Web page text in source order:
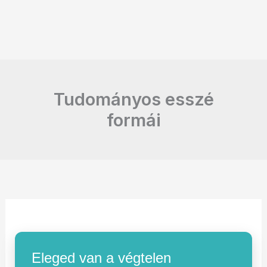
Tudományos esszé
formái
Eleged van a végtelen